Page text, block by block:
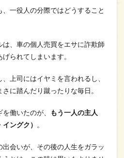
一役人の分際ではどうすること
、車の個人売買をエサに詐欺師
られてしまいます。
上司にはイヤミを言われるし、
に踏んだり蹴ったりな毎日。
働いたのが、
もう一人の主人
ングク） 。
出会いが、その後の人生をガラッ